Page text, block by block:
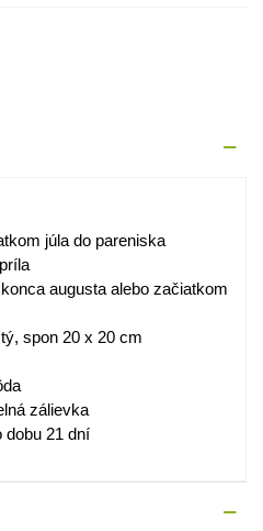
júla do pareniska
augusta alebo začiatkom
spon 20 x 20 cm
zálievka
dobu 21 dní